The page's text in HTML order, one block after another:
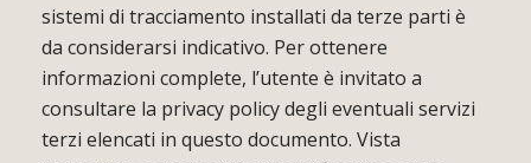
sistemi di tracciamento installati da terze parti è
da considerarsi indicativo. Per ottenere
informazioni complete, l’utente è invitato a
consultare la privacy policy degli eventuali servizi
terzi elencati in questo documento. Vista